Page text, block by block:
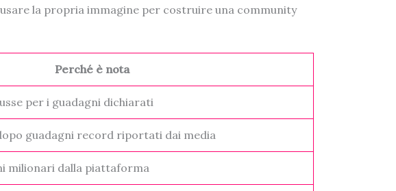
la propria immagine per costruire una community
Perché è nota
per i guadagni dichiarati
guadagni record riportati dai media
milionari dalla piattaforma